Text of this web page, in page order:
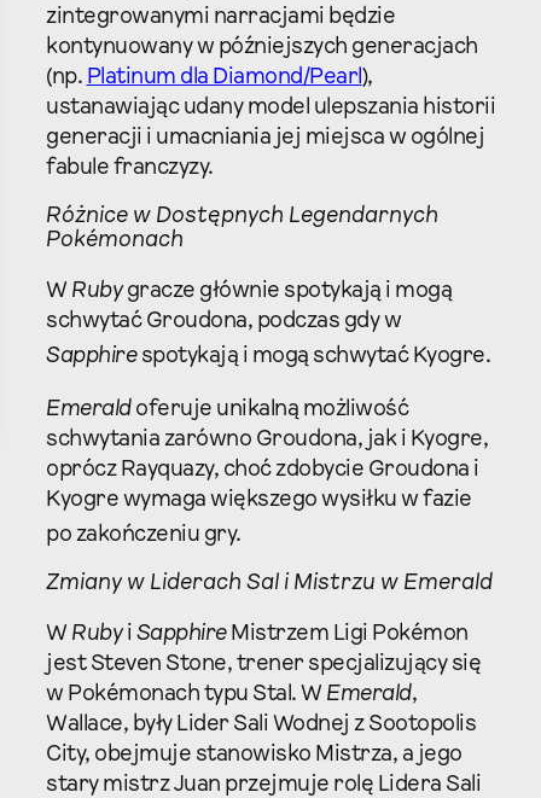
zintegrowanymi narracjami będzie
kontynuowany w późniejszych generacjach
(np. Platinum dla Diamond/Pearl),
ustanawiając udany model ulepszania historii
generacji i umacniania jej miejsca w ogólnej
fabule franczyzy.
Różnice w Dostępnych Legendarnych
Pokémonach
W Rubygracze głównie spotykają i mogą
schwytać Groudona, podczas gdy w
Sapphirespotykają i mogą schwytać Kyogre.
Emeraldoferuje unikalną możliwość
schwytania zarówno Groudona, jak i Kyogre,
oprócz Rayquazy, choć zdobycie Groudona i
Kyogre wymaga większego wysiłku w fazie
po zakończeniu gry.
Zmiany w Liderach Sal i Mistrzu w Emerald
W Rubyi SapphireMistrzem Ligi Pokémon
jest Steven Stone, trener specjalizujący się
w Pokémonach typu Stal. W Emerald,
Wallace, były Lider Sali Wodnej z Sootopolis
City, obejmuje stanowisko Mistrza, a jego
stary mistrz Juan przejmuje rolę Lidera Sali